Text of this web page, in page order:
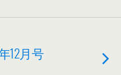
年12月号